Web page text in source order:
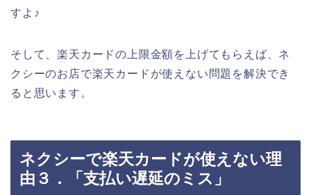
すよ♪
そして、楽天カードの上限金額を上げてもらえば、ネ
クシーのお店で楽天カードが使えない問題を解決でき
ると思います。
ネクシーで楽天カードが使えない理
由３．「支払い遅延のミス」